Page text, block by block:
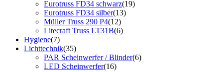
Eurotruss FD34 schwarz(19)
Eurotruss FD34 silber(13)
Müller Truss 290 P4(12)
Litecraft Truss LT31B(6)
Hygiene(7)
Lichttechnik(35)
PAR Scheinwerfer / Blinder(6)
LED Scheinwerfer(16)